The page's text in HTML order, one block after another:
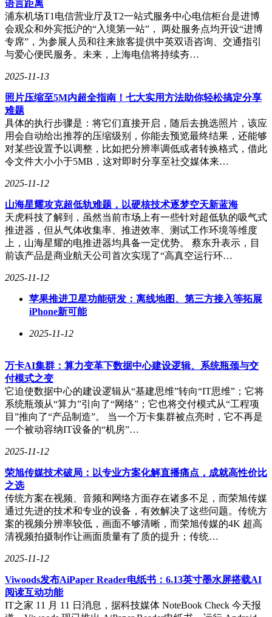
语言距离
浦东机场T1电信营业厅及T2一站式服务中心电信柜台是进博
会观众和外宾抵沪的“入境第一站”， 两处服务点均开设“进博
专席”，为参展人员和往来旅客提供中英双语咨询、交通指引
与爱心便民服务。未来，上海电信将持续夯…
2025-11-13
照片压缩至5M内超全指南！七大实用方法助你轻松搞定分享
难题
具体的执行步骤是：将它们直接开启，随后去挑选照片，该应
用会自动给出推荐的压缩级别，你能去预览最终结果，还能够
对某些设置予以调整，比如把分辨率调低或者转换格式，借此
令文件大小小于5MB，这对即时分享至社交媒体来…
2025-11-12
山海星耀攻克超低轨难题，以硬核技术逐梦空天新蓝海
天虎科技了解到，虽然当前市场上有一些针对超低轨的吸气式
推进器，但从气体收集率、推进效率、测试工作环境等维度
上，山海星耀的电推进器均具备一定优势。 蔡东升表示，目
前该产品是商业航天公司首次实现了“高真空运行环…
2025-11-12
苹果推进卫星功能研发：离线地图、第三方接入等拓展
iPhone新可能
2025-11-12
万卡AI集群：算力变革下数据中心建设逻辑、系统瓶颈与交
付模式之变
它迫使数据中心的建设逻辑从“基建思维”转向“IT思维”；它将
系统瓶颈从“算力”引向了“网络”；它也将交付模式从“工程项
目”推向了“产品制造”。 当一个万卡集群被点亮时，它不再是
一个被动容纳IT设备的“机房”…
2025-11-12
荣旭传媒技术破局：以专业方案化解直播痛点，成就高性价比
之选
传统方案在视频、音频和网络方面存在诸多不足，而荣旭传媒
通过先进的技术和专业的设备，有效解决了这些问题。传统方
案的视频分辨率较低，画面不够清晰，而荣旭传媒的4K 超高
清视频拍摄制作让画面质量有了质的提升；传统…
2025-11-12
Viwoods发布AiPaper Reader电纸书：6.13英寸墨水屏搭载AI
阅读互动功能
IT之家 11 月 11 日消息，据科技媒体 NoteBook Check 今天报